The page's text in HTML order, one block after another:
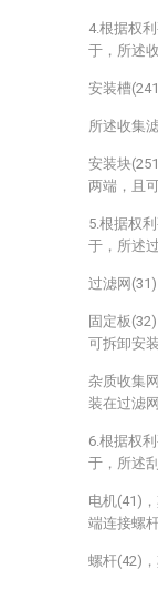
4.根据权
于，所述
安装槽
所述收集
安装块
两端，且
5.根据权
于，所述
过滤网
固定板
可拆卸安
杂质收集
装在过滤
6.根据权
于，所述
电机(41)
端连接螺
螺杆(42)